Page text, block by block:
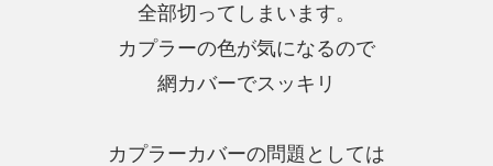
全部切ってしまいます。
カプラーの色が気になるので
網カバーでスッキリ
カプラーカバーの問題としては